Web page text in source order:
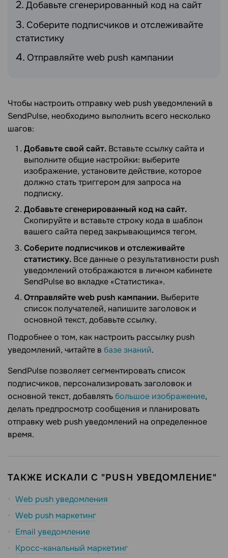
Добавьте сгенерированный код на сайт
Соберите подписчиков и отслеживайте
статистику
Отправляйте web push кампании
Чтобы настроить отправку web push уведомлений в
SendPulse, необходимо выполнить всего несколько
шагов:
Добавьте свой сайт. Вставьте ссылку сайта и
выполните общие настройки: выберите
изображение, установите действие, которое
должно стать триггером для запроса на
подписку.
Добавьте сгенерированный код на сайт.
Скопируйте и вставьте строку кода в шаблон
вашего сайта перед закрывающимся тегом.
Соберите подписчиков и отслеживайте
статистику. Все данные о результативности push
уведомлений отображаются в личном кабинете
SendPulse во вкладке «Статистика».
Отправляйте web push кампании. Выберите
список получателей, напишите заголовок и
основной текст, добавьте ссылку.
Подробнее о том, как настроить рассылку push
уведомлений, читайте в базе знаний.
SendPulse позволяет сегментировать список
подписчиков, персонализировать заголовок и
основной текст, добавлятьбольшое изображение,
делать предпросмотр сообщения и планировать
отправку web push уведомлений на определенное
время.
ТАКЖЕ ИСКАЛИ С "PUSH УВЕДОМЛЕНИЕ"
Web push уведомления
Web push маркетинг
Email уведомление
Кросс-канальный маркетинг